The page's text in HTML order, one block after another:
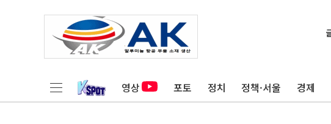
영상 포토 정치 정책·서울 경제